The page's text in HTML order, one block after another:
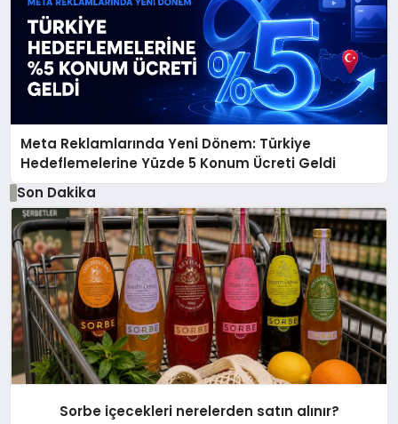
Meta Reklamlarında Yeni Dönem: Türkiye
Hedeflemelerine Yüzde 5 Konum Ücreti Geldi
Son Dakika
Sorbe içecekleri nerelerden satın alınır?